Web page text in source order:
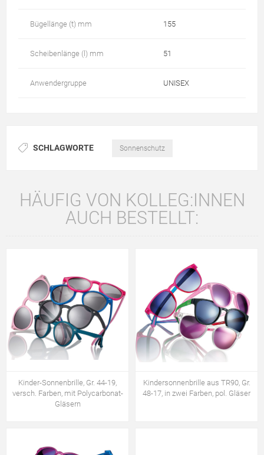
Bügellänge (t) mm 155
Scheibenlänge (l) mm 51
Anwendergruppe UNISEX
SCHLAGWORTE Sonnenschutz
HÄUFIG VON KOLLEG:INNEN
AUCH BESTELLT:
Kinder-Sonnenbrille, Gr. 44-19,
versch. Farben, mit Polycarbonat-
Gläsern
Kindersonnenbrille aus TR90, Gr.
48-17, in zwei Farben, pol. Gläser